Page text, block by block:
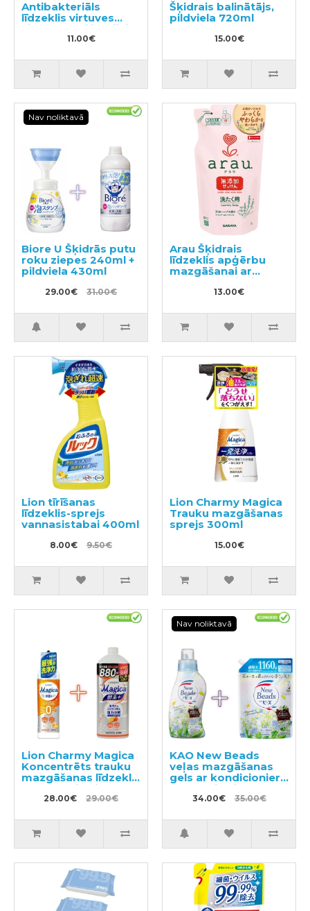
Antibakteriāls
līdzeklis virtuves
virsmu sterilizācijai
11.00€
Šķidrais balinātājs,
pildviela 720ml
15.00€
Nav noliktavā
Biore U Šķidrās putu
roku ziepes 240ml +
pildviela 430ml
29.00€ 31.00€
Arau Šķidrais
līdzeklis apģērbu
mazgāšanai ar
sastāvam pievienoto
lavandas un
ekstraktu, pildviela
1000ml
13.00€
Lion tīrīšanas
līdzeklis-sprejs
vannasistabai 400ml
8.00€ 9.50€
Lion Charmy Magica
Trauku mazgāšanas
sprejs 300ml
15.00€
Lion Charmy Magica
Koncentrēts trauku
mazgāšanas līdzeklis
220ml + pildviela
880ml28.00€ 29.00€
Nav noliktavā
KAO New Beads
veļas mazgāšanas
gels ar kondicionieri
740g +pildviela 1160g
34.00€ 35.00€